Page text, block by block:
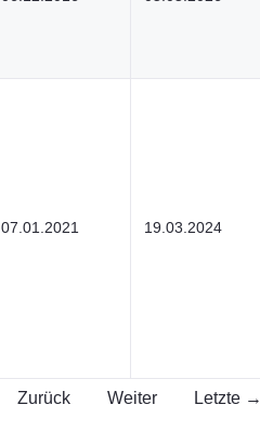
07.01.2021 19.03.2024
Zurück Weiter Letzte →